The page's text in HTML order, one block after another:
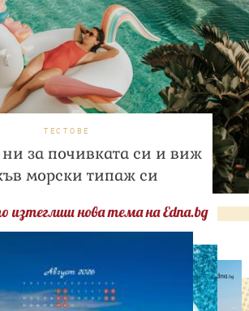
ТЕСТОВЕ
за почивката си и виж
морски типаж си
изтеглиш нова тема на Edna.bg